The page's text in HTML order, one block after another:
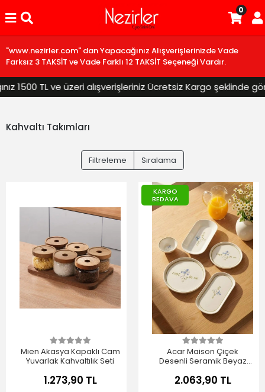
"www.nezirler.com" dan Yapacağınız Alışverişlerinizde Vade
Farksız 3 TAKSİT ve Vade Farklı 12 TAKSİT Seçeneği Vardır.
1500 TL ve üzeri alışverişleriniz Ücretsiz Kargo şeklinde
0
Kahvaltı Takımları
Filtreleme Sıralama
Mien Akasya Kapaklı Cam
Yuvarlak Kahvaltılık Seti
1.273,90 TL
KARGO
BEDAVA
Acar Maison Çiçek
Desenli Seramik Beyaz
2.063,90 TL